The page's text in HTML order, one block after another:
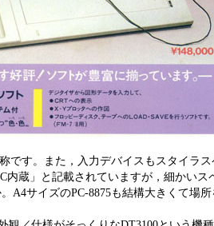
です。また，入力デバイスもスタイラ
内蔵」と記載されていますが，細かいス
A4サイズのPC-8875も結構大きくて場